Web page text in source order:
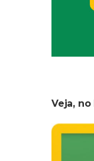
Veja,